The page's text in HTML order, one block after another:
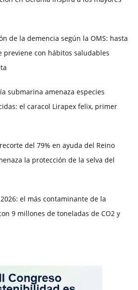
de la demencia según la OMS: hasta
previene con hábitos saludables
submarina amenaza especies
el caracol Lirapex felix, primer
del 79% en ayuda del Reino
la protección de la selva del
el más contaminante de la
9 millones de toneladas de CO2 y